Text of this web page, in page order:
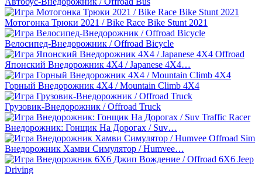
Мотогонка Трюки 2021 / Bike Race Bike Stunt 2021
Велосипед-Внедорожник / Offroad Bicycle
Японский Внедорожник 4Х4 / Japanese 4X4…
Горный Внедорожник 4X4 / Mountain Climb 4X4
Грузовик-Внедорожник / Offroad Truck
Внедорожник: Гонщик На Дорогах / Suv…
Внедорожник Хамви Симулятор / Humvee…